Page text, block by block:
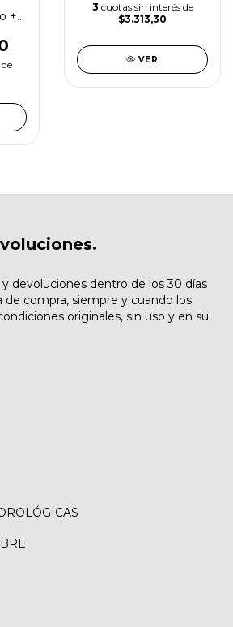
+
3 cuotas sin interés de
$3.313,30
VER
devoluciones dentro de los 30 días
de compra, siempre y cuando los
originales, sin uso y en su